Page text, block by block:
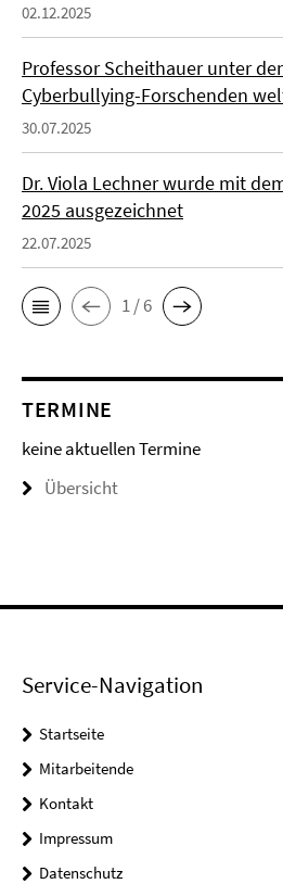
02.12.2025
Professor Scheithauer unter
Cyberbullying-Forschenden
30.07.2025
Dr. Viola Lechner wurde mit
2025 ausgezeichnet
22.07.2025
1 / 6
TERMINE
keine aktuellen Termine
Übersicht
Service-Navigation
Startseite
Mitarbeitende
Kontakt
Impressum
Datenschutz